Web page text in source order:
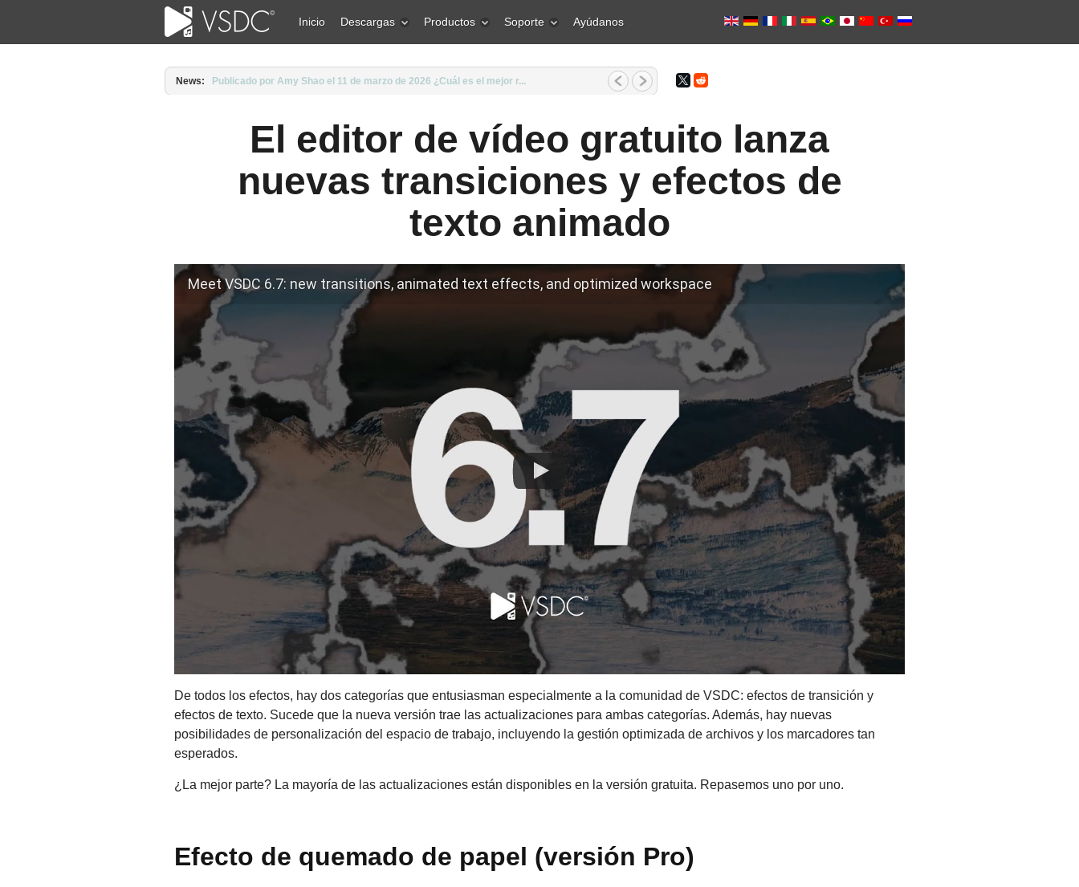
Inicio Descargas Productos Soporte Ayúdanos
News: Publicado por Amy Shao el 11 de marzo de 2026 ¿Cuál es el mejor r...
El editor de vídeo gratuito lanza
nuevas transiciones y efectos de
texto animado
Meet VSDC 6.7: new transitions, animated text effects, and optimized workspace
De todos los efectos, hay dos categorías que entusiasman especialmente a la comunidad de VSDC: efectos de transición y
efectos de texto. Sucede que la nueva versión trae las actualizaciones para ambas categorías. Además, hay nuevas
posibilidades de personalización del espacio de trabajo, incluyendo la gestión optimizada de archivos y los marcadores tan
esperados.
¿La mejor parte? La mayoría de las actualizaciones están disponibles en la versión gratuita. Repasemos uno por uno.
Efecto de quemado de papel (versión Pro)